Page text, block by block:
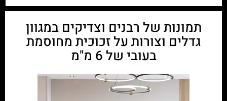
תמונות של רבנים וצדיקים במגוון
גדלים וצורות על זכוכית מחוסמת
בעובי של 6 מ"מ